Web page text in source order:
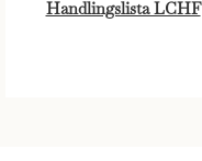
Handlingslista LCHF